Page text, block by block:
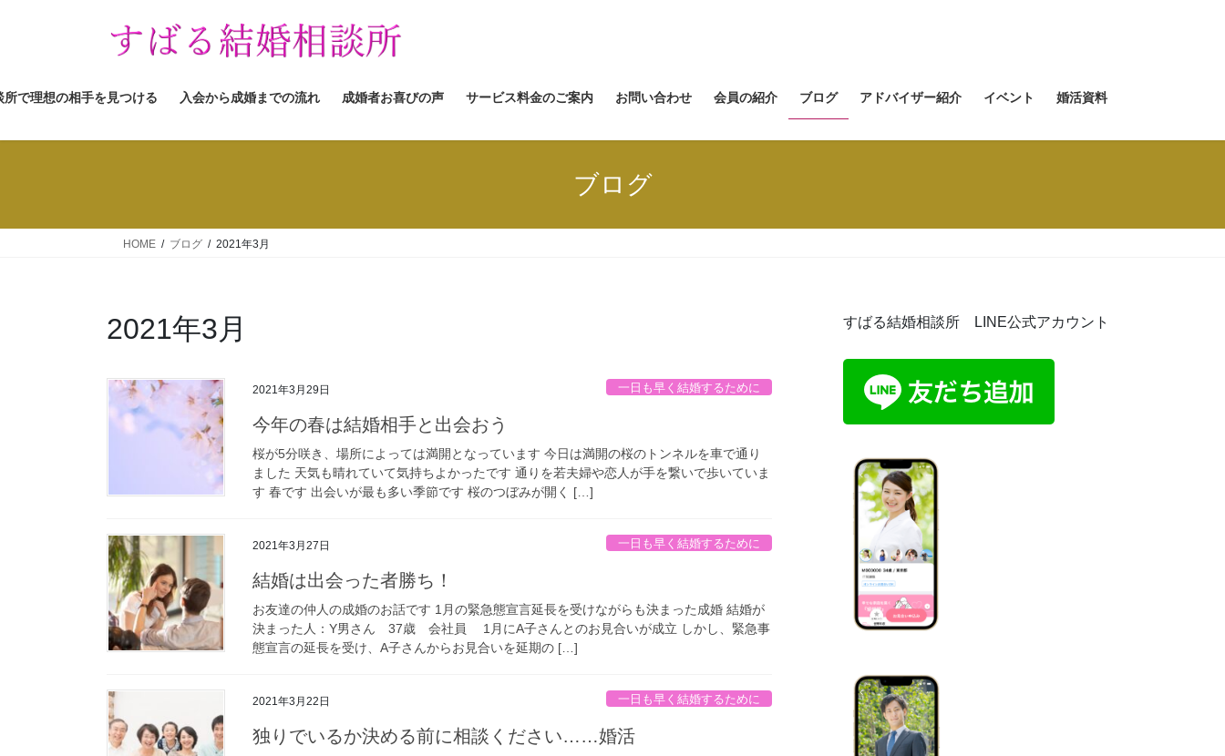
ツ
ス
シ
ン
で理想の相手を見つける 入会から成婚までの流れ 成婚者お喜びの声 サービス料金のご案内 お問い合わせ 会員の紹介 ブログ アドバイザー紹介 イベント 婚活資料
ブログ
HOME ブログ 2021年3月
2021年3月
2021年3月29日 一日も早く結婚するために
今年の春は結婚相手と出会おう
桜が5分咲き、場所によっては満開となっています 今日は満開の桜のトンネルを車で通り
ました 天気も晴れていて気持ちよかったです 通りを若夫婦や恋人が手を繋いで歩いていま
す 春です 出会いが最も多い季節です 桜のつぼみが開く […]
2021年3月27日 一日も早く結婚するために
結婚は出会った者勝ち！
お友達の仲人の成婚のお話です 1月の緊急態宣言延長を受けながらも決まった成婚 結婚が
決まった人：Y男さん 37歳 会社員 1月にA子さんとのお見合いが成立 しかし、緊急事
態宣言の延長を受け、A子さんからお見合いを延期の […]
2021年3月22日 一日も早く結婚するために
独りでいるか決める前に相談ください……婚活
すばる結婚相談所 LINE公式アカウント